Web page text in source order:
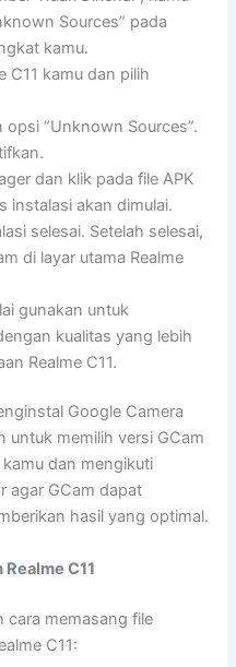
Sources” pada
kamu.
C11 kamu dan pilih
“Unknown Sources”.
dan klik pada file APK
instalasi akan dimulai.
selesai. Setelah selesai,
di layar utama Realme
gunakan untuk
kualitas yang lebih
Realme C11.
Google Camera
untuk memilih versi GCam
dan mengikuti
agar GCam dapat
hasil yang optimal.
C11
cara memasang file
C11: